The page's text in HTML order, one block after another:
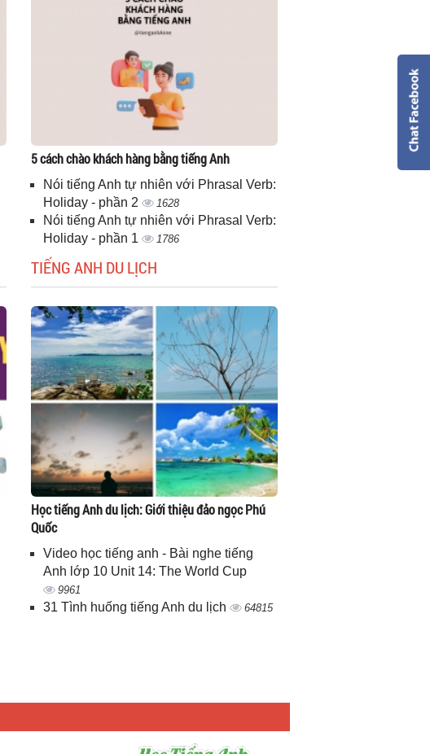
5 cách chào khách hàng bằng tiếng Anh
Nói tiếng Anh tự nhiên với Phrasal Verb:
Holiday - phần 2
1628
Nói tiếng Anh tự nhiên với Phrasal Verb:
Holiday - phần 1
1786
TIẾNG ANH DU LỊCH
Học tiếng Anh du lịch: Giới thiệu đảo ngọc Phú
Quốc
Video học tiếng anh - Bài nghe tiếng
Anh lớp 10 Unit 14: The World Cup
9961
31 Tình huống tiếng Anh du lịch 64815